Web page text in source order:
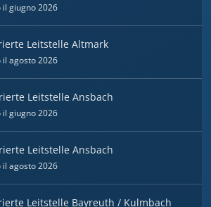
giugno 2026
Leitstelle Altmark
agosto 2026
Leitstelle Ansbach
giugno 2026
Leitstelle Ansbach
agosto 2026
Leitstelle Bayreuth / Kulmbach